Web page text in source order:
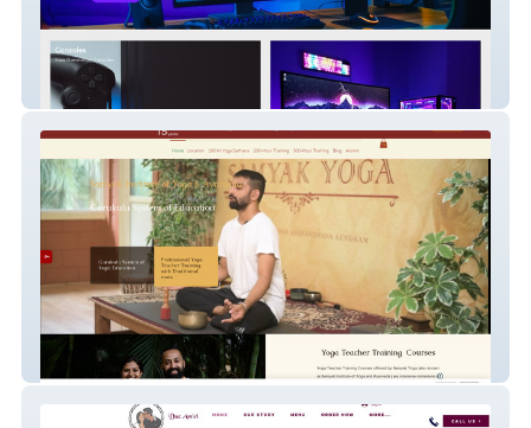
Alpha PC
Samyak Yoga